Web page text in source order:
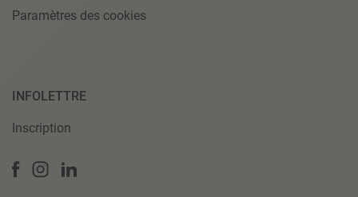
Paramètres des cookies
INFOLETTRE
Inscription